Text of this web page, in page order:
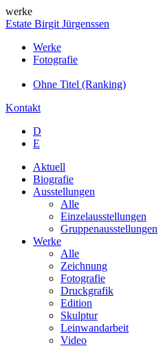
werke
Estate Birgit Jürgenssen
Werke
Fotografie
Ohne Titel (Ranking)
Kontakt
D
E
Aktuell
Biografie
Ausstellungen
Alle
Einzelausstellungen
Gruppenausstellungen
Werke
Alle
Zeichnung
Fotografie
Druckgrafik
Edition
Skulptur
Leinwandarbeit
Video